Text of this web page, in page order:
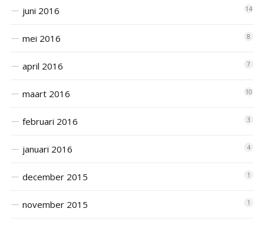
juni 2016 14
mei 2016 8
april 2016 7
maart 2016 10
februari 2016 3
januari 2016 4
december 2015 1
november 2015 1